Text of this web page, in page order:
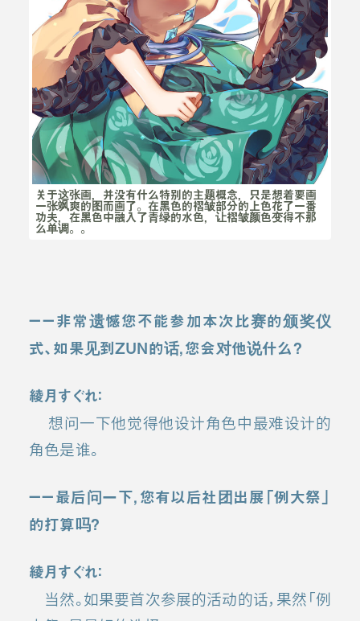
关于这张画，并没有什么特别的主题概念，只是想着要画
一张飒爽的图而画了。在黑色的褶皱部分的上色花了一番
功夫，在黑色中融入了青绿的水色，让褶皱颜色变得不那
么单调。。
ーー非常遗憾您不能参加本次比赛的颁奖仪
式、如果见到ZUN的话，您会对他说什么？
綾月すぐれ：
想问一下他觉得他设计角色中最难设计的
角色是谁。
ーー最后问一下，您有以后社团出展「例大祭」
的打算吗？
綾月すぐれ：
当然。如果要首次参展的活动的话，果然「例